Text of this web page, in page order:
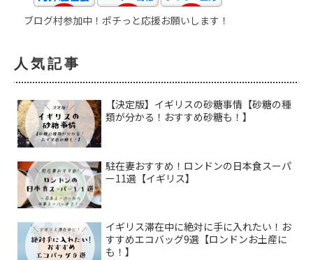
ブログ村参加中！ポチっと応援お願いします！
人気記事
【決定版】イギリスの砂糖事情【砂糖の種
類が分かる！おすすめ砂糖も！】
駐在妻おすすめ！ロンドンの日本食スーパ
ー11選【イギリス】
イギリス滞在中に絶対に手に入れたい！お
すすめエコバッグ9選【ロンドンお土産に
も！】